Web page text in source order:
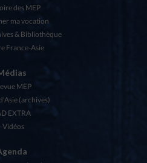
des MEP
ma vocation
& Bibliothèque
France-Asie
MEP
(archives)
EXTRA
Vidéos